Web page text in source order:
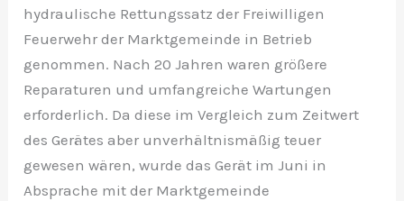
hydraulische Rettungssatz der Freiwilligen
Feuerwehr der Marktgemeinde in Betrieb
genommen. Nach 20 Jahren waren größere
Reparaturen und umfangreiche Wartungen
erforderlich. Da diese im Vergleich zum Zeitwert
des Gerätes aber unverhältnismäßig teuer
gewesen wären, wurde das Gerät im Juni in
Absprache mit der Marktgemeinde